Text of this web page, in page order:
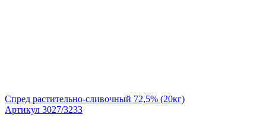
Спред растительно-сливочный 72,5% (20кг)
Артикул 3027/3233